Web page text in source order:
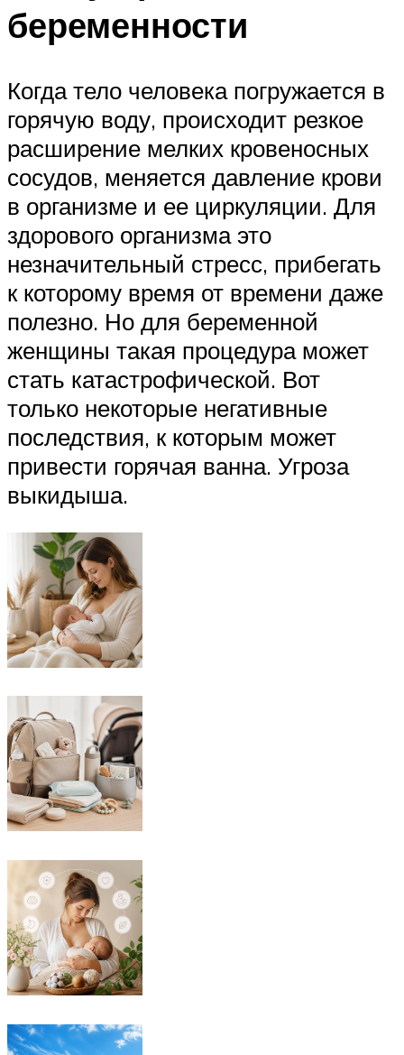
беременности
Когда тело человека погружается в
горячую воду, происходит резкое
расширение мелких кровеносных
сосудов, меняется давление крови
в организме и ее циркуляции. Для
здорового организма это
незначительный стресс, прибегать
к которому время от времени даже
полезно. Но для беременной
женщины такая процедура может
стать катастрофической. Вот
только некоторые негативные
последствия, к которым может
привести горячая ванна. Угроза
выкидыша.